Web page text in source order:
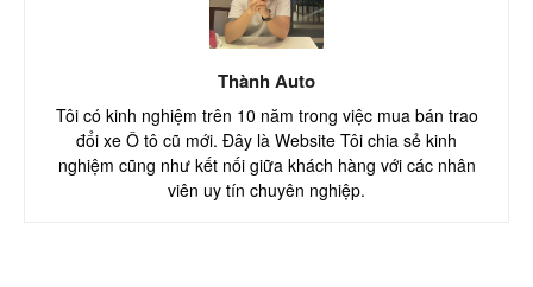
Thành Auto
Tôi có kinh nghiệm trên 10 năm trong việc mua bán trao
đổi xe Ô tô cũ mới. Đây là Website Tôi chia sẻ kinh
nghiệm cũng như kết nối giữa khách hàng với các nhân
viên uy tín chuyên nghiệp.